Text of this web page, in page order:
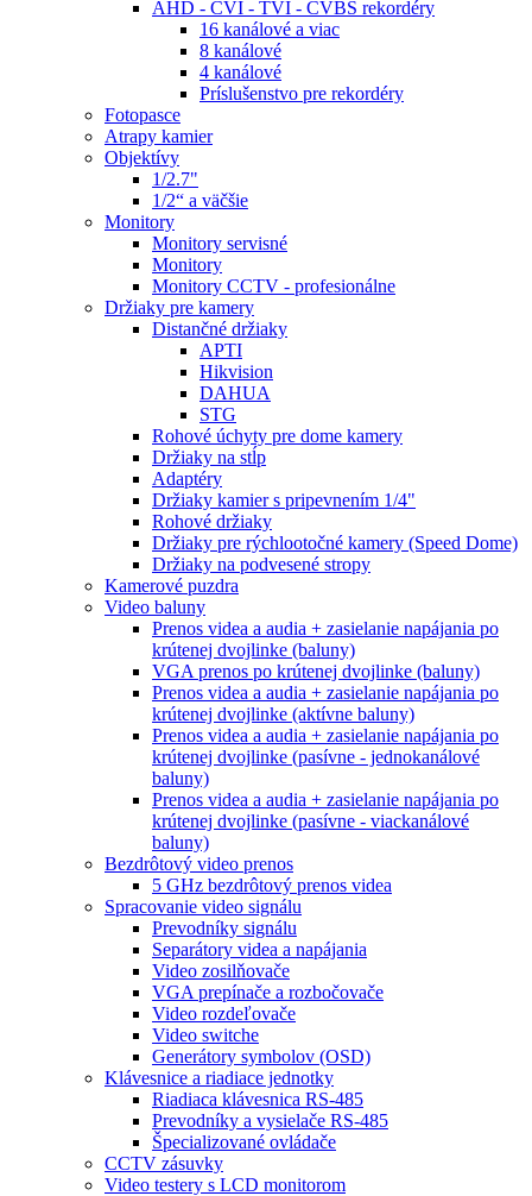
AHD - CVI - TVI - CVBS rekordéry
16 kanálové a viac
8 kanálové
4 kanálové
Príslušenstvo pre rekordéry
Fotopasce
Atrapy kamier
Objektívy
1/2.7"
1/2“ a väčšie
Monitory
Monitory servisné
Monitory
Monitory CCTV - profesionálne
Držiaky pre kamery
Distančné držiaky
APTI
Hikvision
DAHUA
STG
Rohové úchyty pre dome kamery
Držiaky na stĺp
Adaptéry
Držiaky kamier s pripevnením 1/4"
Rohové držiaky
Držiaky pre rýchlootočné kamery (Speed Dome)
Držiaky na podvesené stropy
Kamerové puzdra
Video baluny
Prenos videa a audia + zasielanie napájania po
krútenej dvojlinke (baluny)
VGA prenos po krútenej dvojlinke (baluny)
Prenos videa a audia + zasielanie napájania po
krútenej dvojlinke (aktívne baluny)
Prenos videa a audia + zasielanie napájania po
krútenej dvojlinke (pasívne - jednokanálové
baluny)
Prenos videa a audia + zasielanie napájania po
krútenej dvojlinke (pasívne - viackanálové
baluny)
Bezdrôtový video prenos
5 GHz bezdrôtový prenos videa
Spracovanie video signálu
Prevodníky signálu
Separátory videa a napájania
Video zosilňovače
VGA prepínače a rozbočovače
Video rozdeľovače
Video switche
Generátory symbolov (OSD)
Klávesnice a riadiace jednotky
Riadiaca klávesnica RS-485
Prevodníky a vysielače RS-485
Špecializované ovládače
CCTV zásuvky
Video testery s LCD monitorom